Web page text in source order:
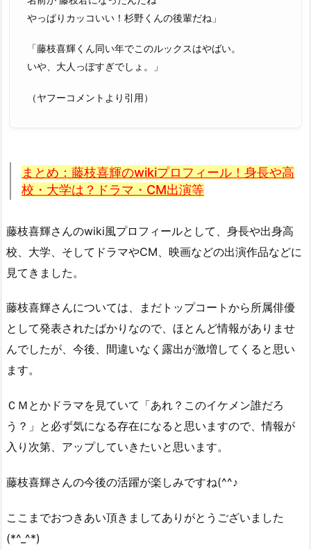
やっぱりカッコいい！杉野くんの後輩だね」
「藤枝喜輝くん同い年でこのルックスはやばい。
いや、大人っぽすぎでしょ。」
（ヤフーコメントより引用）
まとめ：藤枝喜輝のwikiプロフィール！身長や高
校・大学は？ドラマ・CM出演等
藤枝喜輝さんのwiki風プロフィールとして、身長や出身高
校、大学、そしてドラマやCM、映画などの出演作品などに
見てきました。
藤枝喜輝さんについては、まだトップコートから所属俳優
として発表されたばかりなので、ほとんど情報がありませ
んでしたが、今後、間違いなく露出が激増してくると思い
ます。
ＣＭとかドラマを見ていて「あれ？このイケメン誰だろ
う？」と必ず気になる存在になると思いますので、情報が
入り次第、アップしていきたいと思います。
藤枝喜輝さんの今後の活躍が楽しみですね(^^♪
ここまでおつきあい頂きましてありがとうございました
(*^_^*)